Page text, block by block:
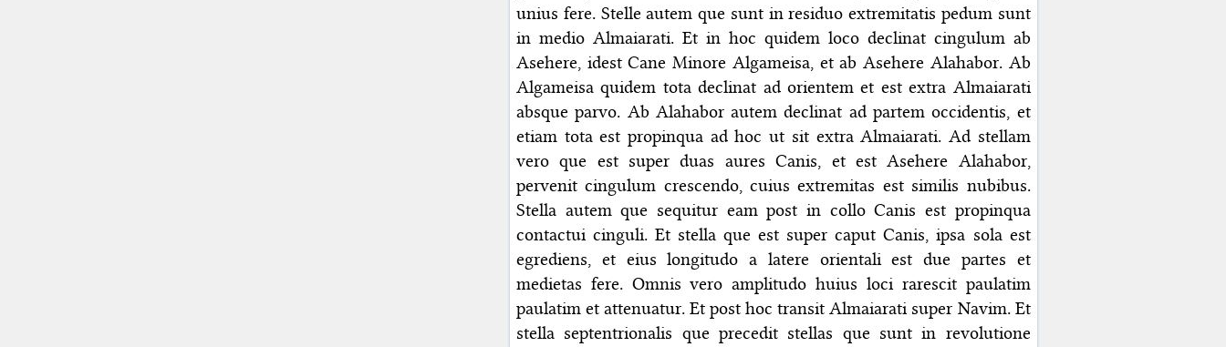
unius fere. Stelle autem que sunt in residuo extremitatis pedum sunt
in medio Almaiarati. Et in hoc quidem loco declinat cingulum ab
Asehere, idest Cane Minore Algameisa, et ab Asehere Alahabor. Ab
Algameisa quidem tota declinat ad orientem et est extra Almaiarati
absque parvo. Ab Alahabor autem declinat ad partem occidentis, et
etiam tota est propinqua ad hoc ut sit extra Almaiarati. Ad stellam
vero que est super duas aures Canis, et est Asehere Alahabor,
pervenit cingulum crescendo, cuius extremitas est similis nubibus.
Stella autem que sequitur eam post in collo Canis est propinqua
contactui cinguli. Et stella que est super caput Canis, ipsa sola est
egrediens, et eius longitudo a latere orientali est due partes et
medietas fere. Omnis vero amplitudo huius loci rarescit paulatim
paulatim et attenuatur. Et post hoc transit Almaiarati super Navim. Et
stella septentrionalis que precedit stellas que sunt in revolutione